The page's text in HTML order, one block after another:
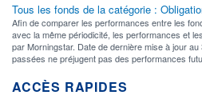
Tous les fonds de la catégorie :
Afin de comparer les performances entre les
avec la même périodicité, les performances et
par Morningstar. Date de dernière mise à jour
passées ne préjugent pas des performances
ACCÈS RAPIDES